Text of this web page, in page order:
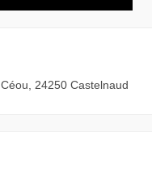
24250 Castelnaud